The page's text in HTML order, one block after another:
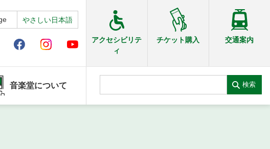
やさしい日本語
アクセシビリテ
ィ
チケット購入 交通案内
音楽堂について 検索